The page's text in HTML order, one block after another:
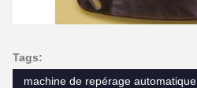
Tags:
machine de repérage automatique